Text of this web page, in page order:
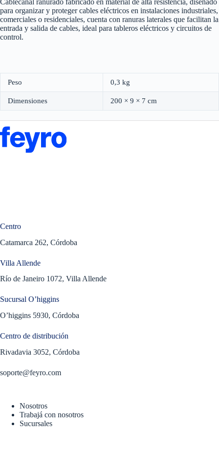
para organizar y proteger cables eléctricos en instalaciones industriales,
comerciales o residenciales, cuenta con ranuras laterales que facilitan la
entrada y salida de cables, ideal para tableros eléctricos y circuitos de
control.
Peso 0,3 kg
Dimensiones 200 × 9 × 7 cm
Centro
Catamarca 262, Córdoba
Villa Allende
Río de Janeiro 1072, Villa Allende
Sucursal O’higgins
O’higgins 5930, Córdoba
Centro de distribución
Rivadavia 3052, Córdoba
soporte@feyro.com
Nosotros
Trabajá con nosotros
Sucursales